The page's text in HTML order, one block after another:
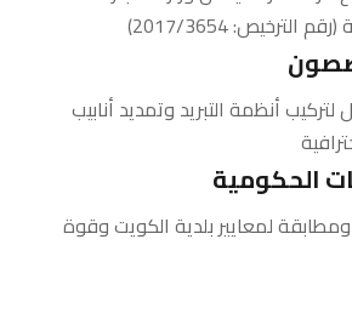
(رقم الترخيص: 2017/3654)
أنظمة التبريد وتمديد أنابيب
الحكومية
لمعايير بلدية الكويت وقوة